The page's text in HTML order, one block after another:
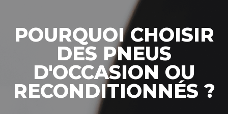
POURQUOI CHOISIR
DES PNEUS
D'OCCASION OU
RECONDITIONNÉS ?